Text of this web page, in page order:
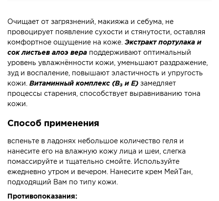
Очищает от загрязнений, макияжа и себума, не
провоцирует появление сухости и стянутости, оставляя
комфортное ощущение на коже. Экстракт портулака и
сок листьев алоэ вера поддерживают оптимальный
уровень увлажнённости кожи, уменьшают раздражение,
зуд и воспаление, повышают эластичность и упругость
кожи. Витаминный комплекс (В₃ и Е) замедляет
процессы старения, способствует выравниванию тона
кожи.
Способ применения
вспеньте в ладонях небольшое количество геля и
нанесите его на влажную кожу лица и шеи, слегка
помассируйте и тщательно смойте. Используйте
ежедневно утром и вечером. Нанесите крем МейТан,
подходящий Вам по типу кожи.
Противопоказания: